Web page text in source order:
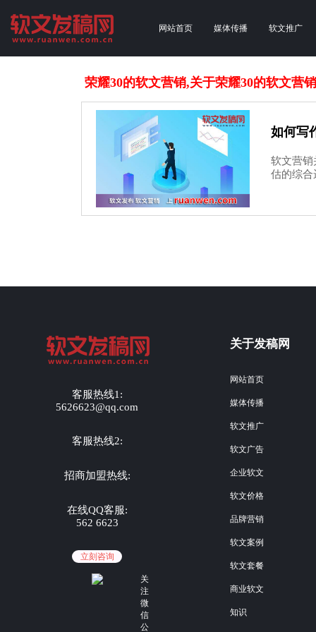
网站首页 媒体传播 软文推广
荣耀30的软文营销,关于荣耀30的软文营
如何写
软文营销
估的综合
客服热线1:
5626623@qq.com
客服热线2:
招商加盟热线:
在线QQ客服:
562 6623
立刻咨询
关
注
微
信
公
关于发稿网
网站首页
媒体传播
软文推广
软文广告
企业软文
软文价格
品牌营销
软文案例
软文套餐
商业软文
知识